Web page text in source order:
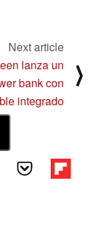
Next article
lanza un
bank con
integrado
⟩